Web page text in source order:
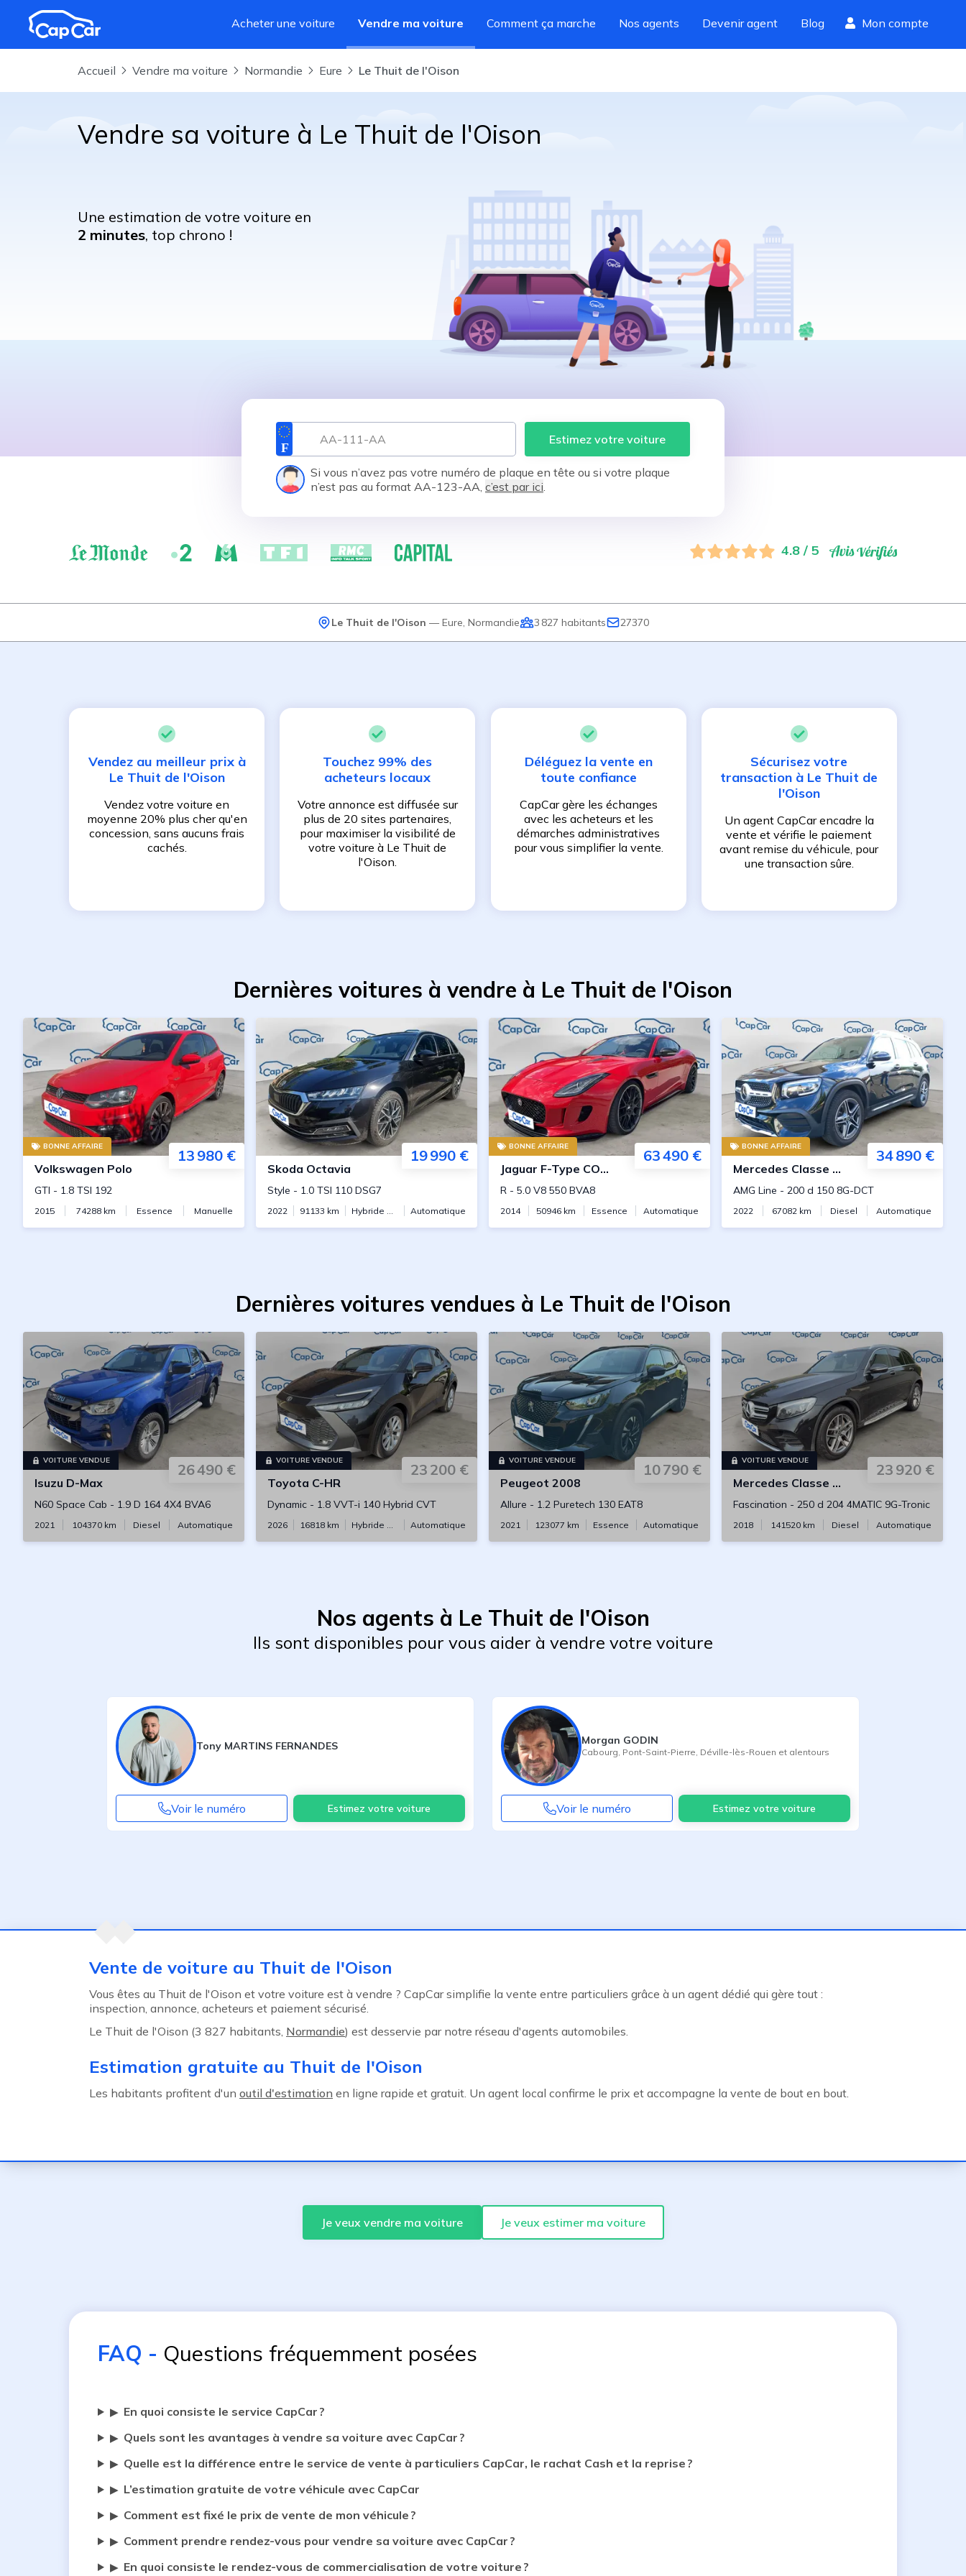
Aller au contenu principal
Acheter une voiture
Vendre ma voiture Comment ça marche Nos agents Devenir agent Blog Mon compte
Accueil Vendre ma voiture Normandie Eure Le Thuit de l'Oison
Vendre sa voiture à Le Thuit de l'Oison
Une estimation de votre voiture en
2 minutes, top chrono !
Estimez votre voiture
Si vous n’avez pas votre numéro de plaque en tête ou si votre plaque
n’est pas au format AA-123-AA, c’est par ici.
4.8 / 5
Le Thuit de l'Oison — Eure Normandie 3 827 habitants 27370
Vendez au meilleur prix à
Le Thuit de l'Oison
Vendez votre voiture en
moyenne 20% plus cher qu'en
concession, sans aucuns frais
cachés.
Touchez 99% des
acheteurs locaux
Votre annonce est diffusée sur
plus de 20 sites partenaires,
pour maximiser la visibilité de
votre voiture à Le Thuit de
l'Oison.
Déléguez la vente en
toute confiance
CapCar gère les échanges
avec les acheteurs et les
démarches administratives
pour vous simplifier la vente.
Sécurisez votre
transaction à Le Thuit de
l'Oison
Un agent CapCar encadre la
vente et vérifie le paiement
avant remise du véhicule, pour
une transaction sûre.
Dernières voitures à vendre à Le Thuit de l'Oison
BONNE AFFAIRE
13 980 €
Volkswagen Polo
GTI - 1.8 TSI 192
2015 74288km Essence Manuelle
19 990 €
Skoda Octavia
Style - 1.0 TSI 110 DSG7
2022 91133 km Hybride essence Automatique
BONNE AFFAIRE
63 490 €
Jaguar F-Type COUPE
R - 5.0 V8 550 BVA8
2014 50946 km Essence Automatique
BONNE AFFAIRE
34 890 €
Mercedes Classe GLB
AMG Line - 200 d 150 8G-DCT
2022 67082 km Diesel Automatique
Dernières voitures vendues à Le Thuit de l'Oison
VOITURE VENDUE
26 490 €
Isuzu D-Max
N60 Space Cab - 1.9 D 164 4X4 BVA6
2021 104370km Diesel Automatique
VOITURE VENDUE
23 200 €
Toyota C-HR
Dynamic - 1.8 VVT-i 140 Hybrid CVT
2026 16818 km Hybride essence Automatique
VOITURE VENDUE
10 790 €
Peugeot 2008
Allure - 1.2 Puretech 130 EAT8
2021 123077 km Essence Automatique
VOITURE VENDUE
23 920 €
Mercedes Classe GLC
Fascination - 250 d 204 4MATIC 9G-Tronic
2018 141520km Diesel Automatique
Nos agents à Le Thuit de l'Oison
Ils sont disponibles pour vous aider à vendre votre voiture
Tony MARTINS FERNANDES
Voir le numéro Estimez votre voiture
Morgan GODIN
Cabourg Pont-Saint-Pierre Déville-lès-Rouen et alentours
Voir le numéro Estimez votre voiture
Agent précédentVente de voiture au Thuit de l'Oison
Vous êtes au Thuit de l'Oison et votre voiture est à vendre ? CapCar simplifie la vente entre particuliers grâce à un agent dédié qui gère tout :
inspection, annonce, acheteurs et paiement sécurisé.
Le Thuit de l'Oison (3 827 habitants, Normandie) est desservie par notre réseau d'agents automobiles.
Estimation gratuite au Thuit de l'Oison
Les habitants profitent d'un outil d'estimation en ligne rapide et gratuit. Un agent local confirme le prix et accompagne la vente de bout en bout.
Je veux vendre ma voiture Je veux estimer ma voiture
FAQ - Questions fréquemment posées
▶ En quoi consiste le service CapCar ?
▶ Quels sont les avantages à vendre sa voiture avec CapCar ?
▶ Quelle est la différence entre le service de vente à particuliers CapCar, le rachat Cash et la reprise ?
▶ L’estimation gratuite de votre véhicule avec CapCar
▶ Comment est fixé le prix de vente de mon véhicule ?
▶ Comment prendre rendez-vous pour vendre sa voiture avec CapCar ?
▶ En quoi consiste le rendez-vous de commercialisation de votre voiture ?